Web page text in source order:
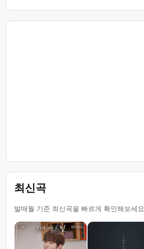
최신곡
발매월 기준 최신곡을 빠르게 확인해보세요.